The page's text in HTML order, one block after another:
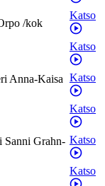
/kok
Katso
Katso
Anna-Kaisa Katso
Katso
Sanni Grahn- Katso
Katso